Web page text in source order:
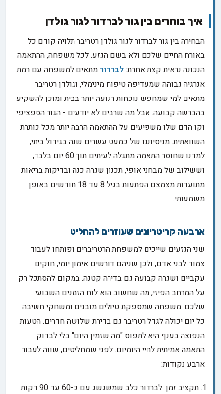
איך בוחרים בין גור לברדור לגור גולדן
הבחירה בין גור לברדור לגור גולדן רטריבר תלויה קודם כל
באורח החיים שלכם ולא בשם הגזע. לכל משפחה, ההתאמה
הנכונה נראית קצת אחרת:לברדורמתאים למשפחה עם רמת
אנרגיה גבוהה שמעדיפה טיפוח מינימלי, וגולדן רטריבר
מתאים למי שמחפש נוכחות רגועה יותר בבית ומוכן להשקיע
בהברשה קבועה. אבל מה שרבים לא יודעים - הגור הספציפי
וקו הדם שלו משפיעים על ההתאמה הרבה יותר מכל כותרת
השוואתית. מניסיוננו של כמעט עשרים שנה בגידול ביתי,
למדנו שחוסר התאמה מתגלה לעיתים תוך 60 יום בלבד,
וששילוב של מבחני אופי, תכנון שגרה כנה ובדיקות בריאות
מתועדות מצמצם הפתעות בגיל 8 עד 18 חודשים באופן
משמעותי.
ארבעה קריטריונים שעוזרים להחליט
שני הגזעים שייכים למשפחת הרטריברים ופותחו לעבוד
צמוד לבני אדם, ולכן שניהם דורשים אימון יומי, חוקים
עקביים ושגרה קבועה גם בדירה קטנה. במקום להסתכל רק
על המרחב הפיזי, מה שחשוב הוא לוח הזמנים השבועי
שלכם: משפחה שמספקת טיולים מובנים ומשחקי חשיבה
כל יום יכולה לגדל רטריבר גם בדירת שלושה חדרים. הטעות
הנפוצה בענף היא לתפוס "מה שזמין היום" בלי לבדוק
התאמה אמיתית לחיי היומיום. לפני שמחליטים, שווה לעבור
ארבע נקודות:
תקציב זמן: לברדור כלב שמשגשג עם כ-60 עד 90 דקות